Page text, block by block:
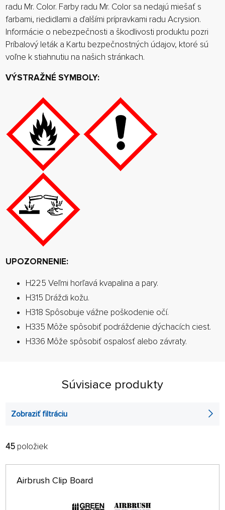
radu Mr. Color. Farby radu Mr. Color sa nedajú miešať s
farbami, riedidlami a ďalšími prípravkami radu Acrysion.
Informácie o nebezpečnosti a škodlivosti produktu pozri
Príbalový leták a Kartu bezpečnostných údajov, ktoré sú
voľne k stiahnutiu na našich stránkach.
VÝSTRAŽNÉ SYMBOLY:
UPOZORNENIE:
H225 Veľmi horľavá kvapalina a pary.
H315 Dráždi kožu.
H318 Spôsobuje vážne poškodenie očí.
H335 Môže spôsobiť podráždenie dýchacích ciest.
H336 Môže spôsobiť ospalosť alebo závraty.
Súvisiace produkty
Zobraziť filtráciu
FILTROVAŤ:
ABECEDNE
45 položiek
Airbrush Clip Board